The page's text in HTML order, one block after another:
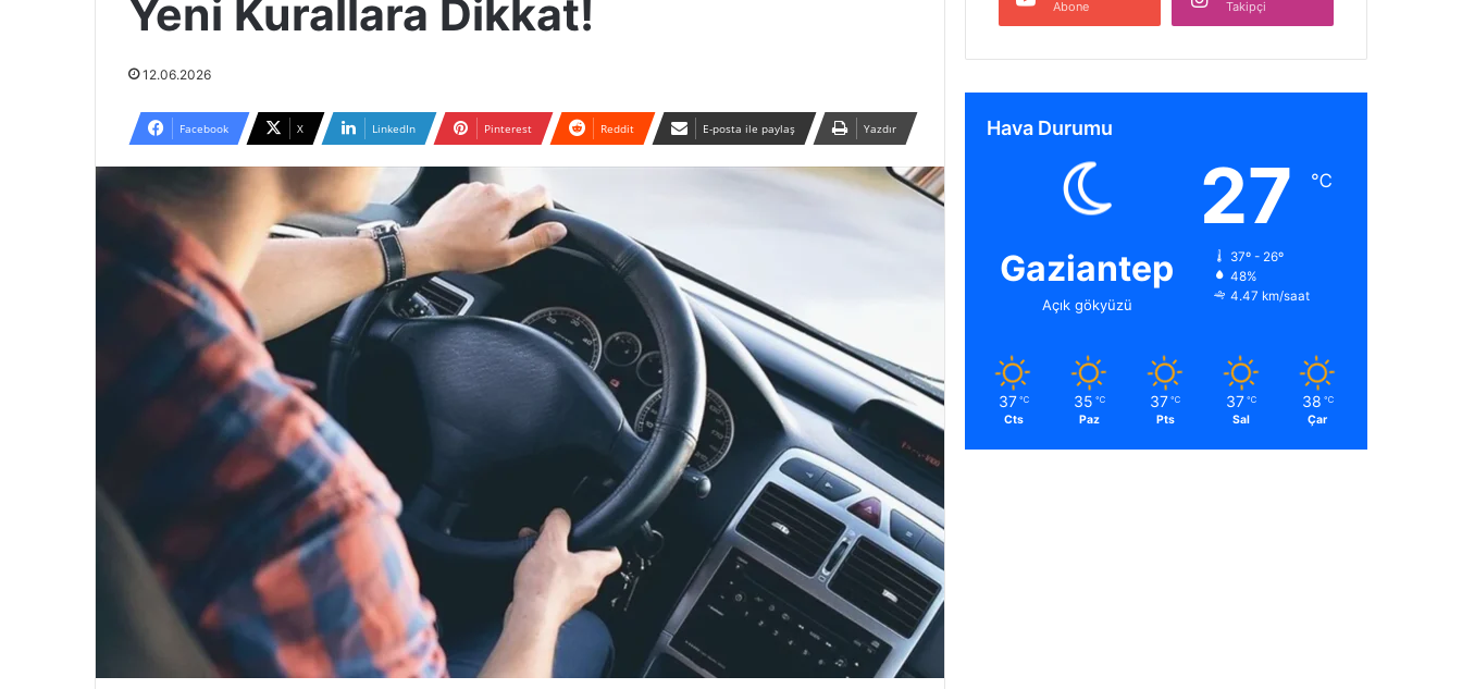
Yeni Kurallara Dikkat!
12.06.2026
Facebook X LinkedIn Pinterest Reddit E-posta ile paylaş Yazdır
Abone Takipçi
Hava Durumu
Gaziantep
Açık gökyüzü
27 ℃
37º - 26º
48%
4.47 km/saat
37 ℃
Cts
35 ℃
Paz
37 ℃
Pts
37 ℃
Sal
38 ℃
Çar